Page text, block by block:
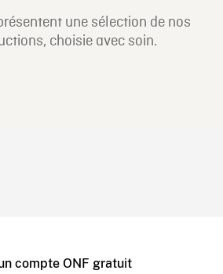
une sélection de nos
choisie avec soin.
compte ONF gratuit